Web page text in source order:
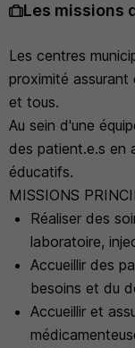
Les missions
Les centres
proximité
et tous.
Au sein d'une
des patient.e.s en
éducatifs.
MISSIONS
Réaliser des
laboratoire,
Accueillir des
besoins et du
Accueillir et